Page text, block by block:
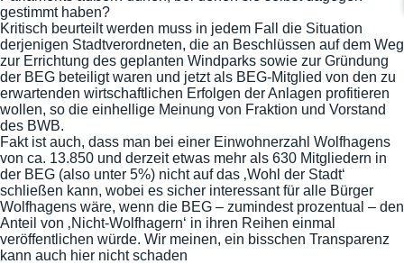
gestimmt haben?
Kritisch beurteilt werden muss in jedem Fall die Situation
derjenigen Stadtverordneten, die an Beschlüssen auf dem Weg
zur Errichtung des geplanten Windparks sowie zur Gründung
der BEG beteiligt waren und jetzt als BEG-Mitglied von den zu
erwartenden wirtschaftlichen Erfolgen der Anlagen profitieren
wollen, so die einhellige Meinung von Fraktion und Vorstand
des BWB.
Fakt ist auch, dass man bei einer Einwohnerzahl Wolfhagens
von ca. 13.850 und derzeit etwas mehr als 630 Mitgliedern in
der BEG (also unter 5%) nicht auf das ‚Wohl der Stadt‘
schließen kann, wobei es sicher interessant für alle Bürger
Wolfhagens wäre, wenn die BEG – zumindest prozentual – den
Anteil von ‚Nicht-Wolfhagern‘ in ihren Reihen einmal
veröffentlichen würde. Wir meinen, ein bisschen Transparenz
kann auch hier nicht schaden